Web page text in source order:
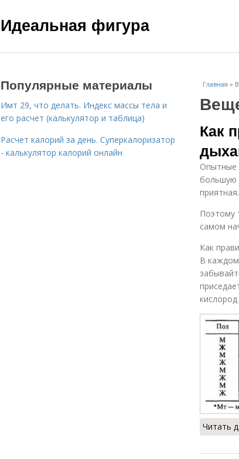
Идеальная фигура
Главная »
Как
Опытные
большую
приятная.
Поэтому
самом
Как
В каждом
Читать
Популярные материалы
Имт 29, что делать. Индекс массы тела и
его расчет (калькулятор и таблица)
Расчет калорий за день. Суперкалоризатор
- калькулятор калорий онлайн